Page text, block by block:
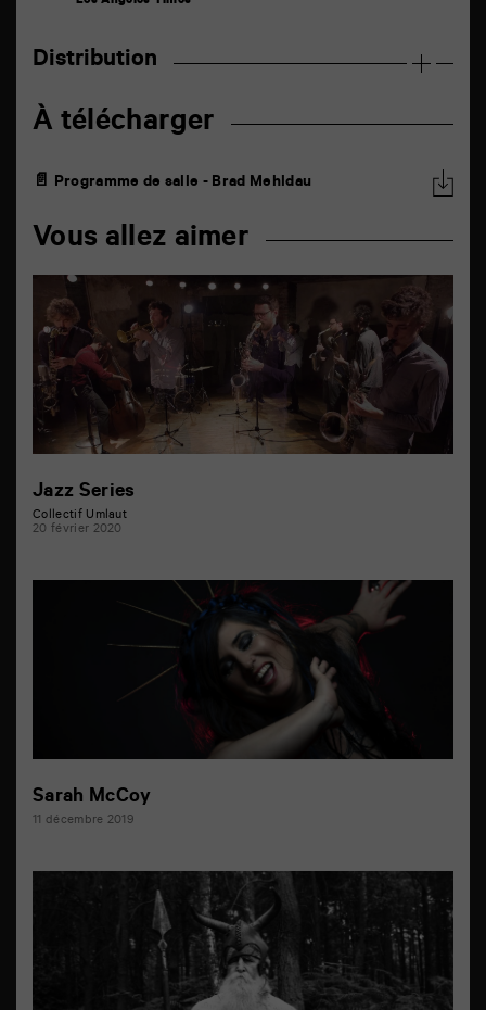
Distribution
À télécharger
📄 Programme de salle - Brad Mehldau
Vous allez aimer
Jazz Series
Collectif Umlaut
20 février 2020
Sarah McCoy
11 décembre 2019